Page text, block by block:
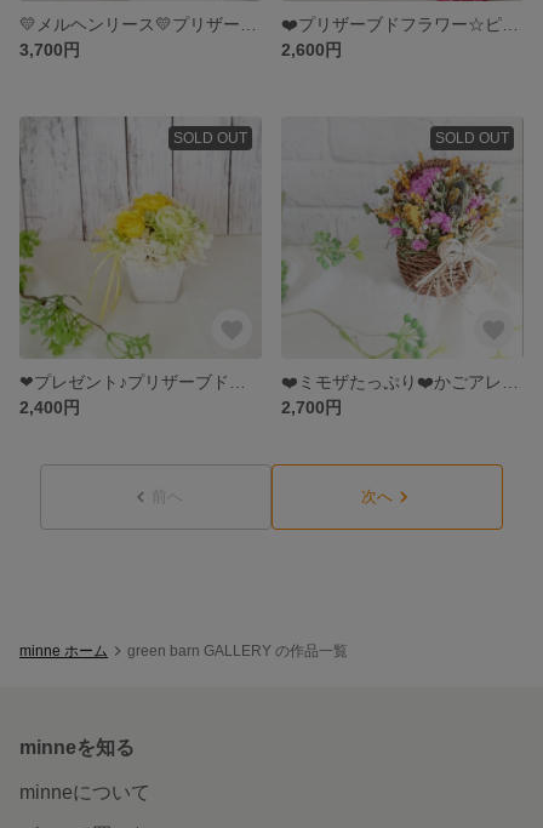
3,700円
2,600円
SOLD OUT
2,400円
SOLD OUT
2,700円
前へ 次へ
minne ホーム green barn GALLERY の作品一覧
minneを知る
minneについて